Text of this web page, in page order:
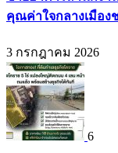
คุณค่าใจกลางเมือง
3 กรกฎาคม 2026
6